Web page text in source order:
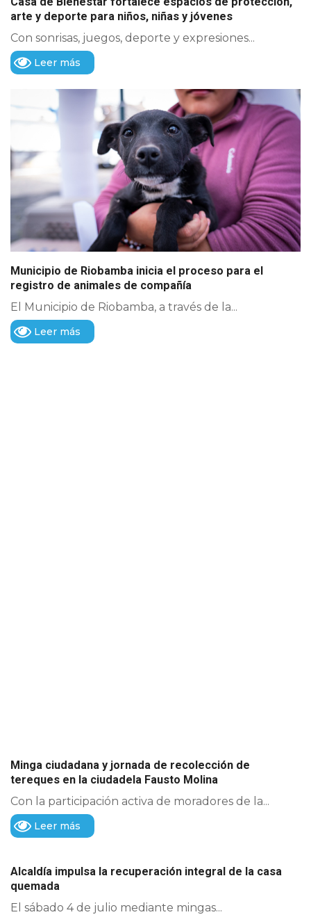
arte y deporte para niños, niñas y jóvenes
Con sonrisas, juegos, deporte y expresiones...
Leer más
Municipio de Riobamba inicia el proceso para el
registro de animales de compañía
El Municipio de Riobamba, a través de la...
Leer más
Minga ciudadana y jornada de recolección de
tereques en la ciudadela Fausto Molina
Con la participación activa de moradores de la...
Leer más
Alcaldía impulsa la recuperación integral de la casa
quemada
El sábado 4 de julio mediante mingas...